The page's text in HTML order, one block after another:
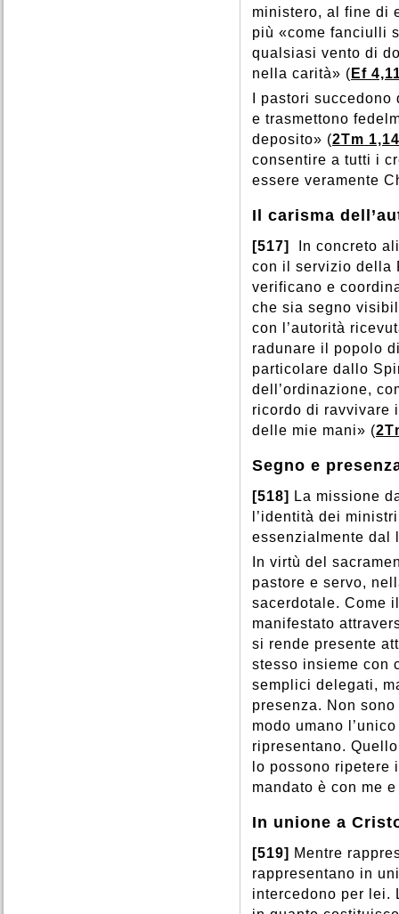
ministero, al fine di
più «come fanciulli
qualsiasi vento di
nella carità» ( Ef
I pastori
e trasmettono
deposito» (2Tm 1,14
consentire a tutti i
essere veramente
Il carisma
[517]
In concreto
con il servizio della
verificano e
che sia segno
con l’autorità
radunare il popolo
particolare dallo
dell’ordinazione,
ricordo di ravvivare
delle mie mani» (
Segno e
[518]
La missione
l’identità dei
essenzialmente dal
In virtù del
pastore e servo,
sacerdotale. Come
manifestato
si rende presente
stesso insieme con
semplici delegati,
presenza. Non
modo umano
ripresentano.
lo possono ripetere
mandato è con me
In unione a
[519] Mentre
rappresentano in
intercedono per lei.